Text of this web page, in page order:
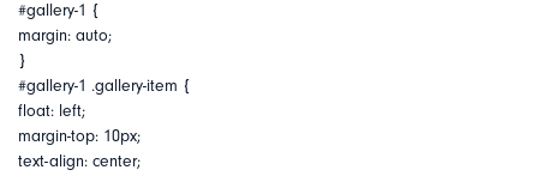
#gallery-1 {
margin: auto;
}
#gallery-1 .gallery-item {
float: left;
margin-top: 10px;
text-align: center;